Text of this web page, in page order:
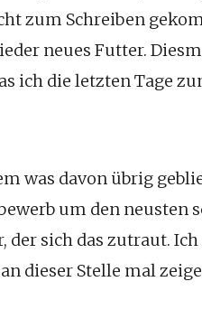
zum Schreiben
neues Futter.
ich die letzten Tage
was davon übrig
um den neusten
sich das zutraut. Ich
dieser Stelle mal